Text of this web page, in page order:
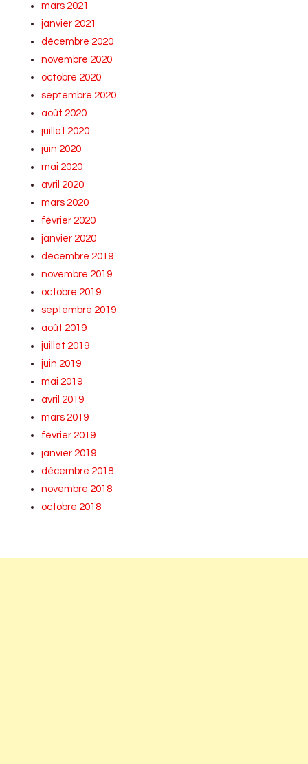
mars 2021
janvier 2021
décembre 2020
novembre 2020
octobre 2020
septembre 2020
août 2020
juillet 2020
juin 2020
mai 2020
avril 2020
mars 2020
février 2020
janvier 2020
décembre 2019
novembre 2019
octobre 2019
septembre 2019
août 2019
juillet 2019
juin 2019
mai 2019
avril 2019
mars 2019
février 2019
janvier 2019
décembre 2018
novembre 2018
octobre 2018